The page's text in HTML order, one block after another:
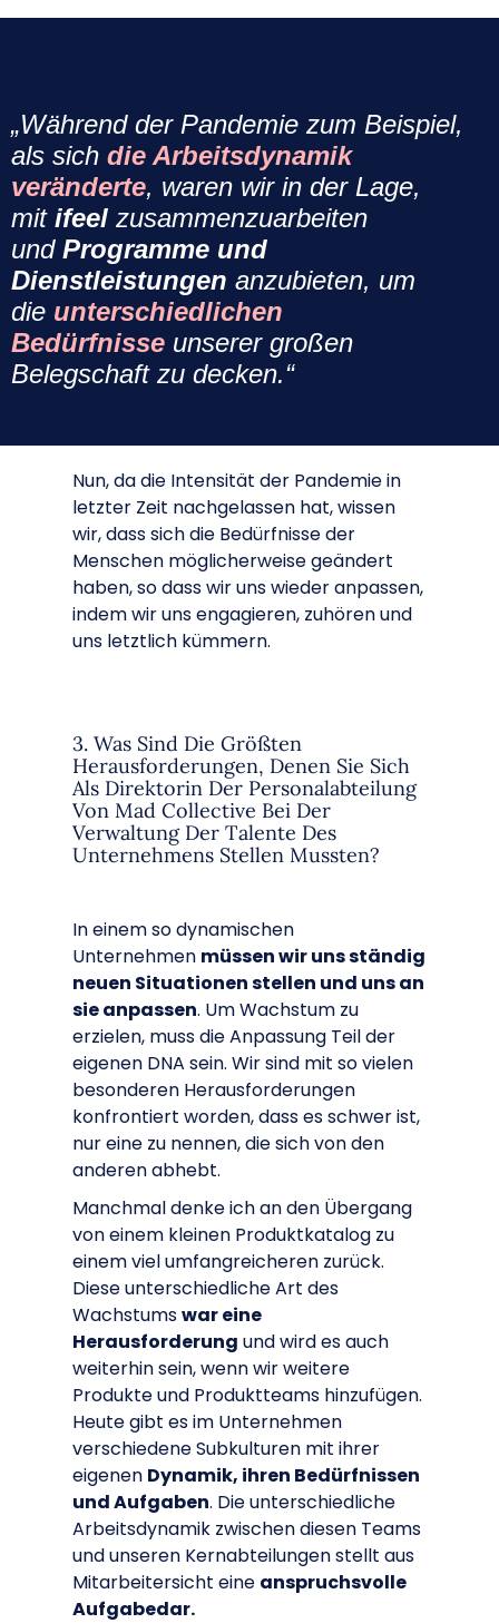
„Während der Pandemie zum Beispiel,
als sich die Arbeitsdynamik
veränderte, waren wir in der Lage,
mit ifeel zusammenzuarbeiten
und Programme und
Dienstleistungen anzubieten, um
die unterschiedlichen
Bedürfnisse unserer großen
Belegschaft zu decken.“
Nun, da die Intensität der Pandemie in
letzter Zeit nachgelassen hat, wissen
wir, dass sich die Bedürfnisse der
Menschen möglicherweise geändert
haben, so dass wir uns wieder anpassen,
indem wir uns engagieren, zuhören und
uns letztlich kümmern.
3. Was Sind Die Größten
Herausforderungen, Denen Sie Sich
Als Direktorin Der Personalabteilung
Von Mad Collective Bei Der
Verwaltung Der Talente Des
Unternehmens Stellen Mussten?
In einem so dynamischen
Unternehmen müssen wir uns ständig
neuen Situationen stellen und uns an
sie anpassen. Um Wachstum zu
erzielen, muss die Anpassung Teil der
eigenen DNA sein. Wir sind mit so vielen
besonderen Herausforderungen
konfrontiert worden, dass es schwer ist,
nur eine zu nennen, die sich von den
anderen abhebt.
Manchmal denke ich an den Übergang
von einem kleinen Produktkatalog zu
einem viel umfangreicheren zurück.
Diese unterschiedliche Art des
Wachstumswar eine
Herausforderung und wird es auch
weiterhin sein, wenn wir weitere
Produkte und Produktteams hinzufügen.
Heute gibt es im Unternehmen
verschiedene Subkulturen mit ihrer
eigenen Dynamik, ihren Bedürfnissen
und Aufgaben. Die unterschiedliche
Arbeitsdynamik zwischen diesen Teams
und unseren Kernabteilungen stellt aus
Mitarbeitersicht eine anspruchsvolle
Aufgabedar.